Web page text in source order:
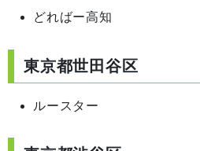
どればー高知
東京都世田谷区
ルースター